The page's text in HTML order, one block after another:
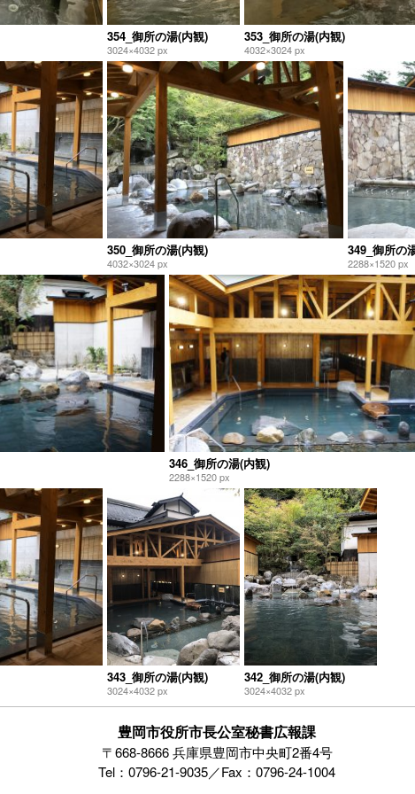
354_御所の湯(内観)
3024×4032 px
353_御所の湯(内観)
4032×3024 px
350_御所の湯(内観)
4032×3024 px
349_御所の
2288×1520 px
346_御所の湯(内観)
2288×1520 px
343_御所の湯(内観)
3024×4032 px
342_御所の湯(内観)
3024×4032 px
豊岡市役所市長公室秘書広報課
〒668-8666 兵庫県豊岡市中央町2番4号
Tel：0796-21-9035／Fax：0796-24-1004